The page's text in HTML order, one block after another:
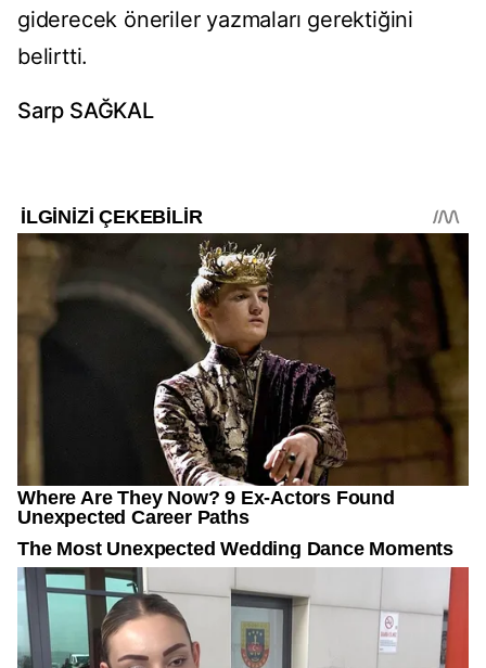
giderecek öneriler yazmaları gerektiğini
belirtti.
Sarp SAĞKAL